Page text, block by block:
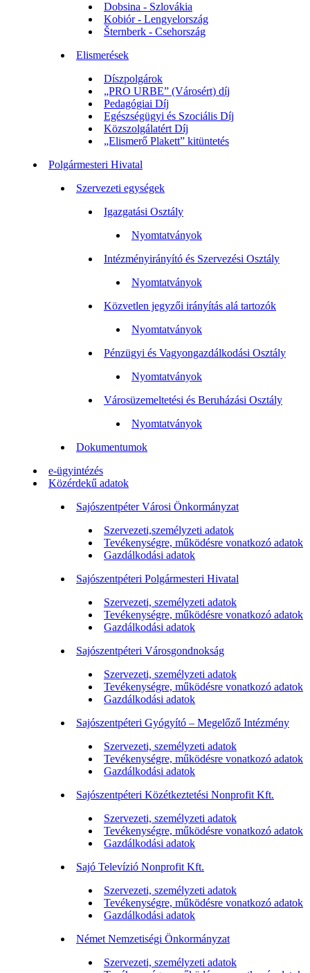
Dobsina - Szlovákia
Kobiór - Lengyelország
Šternberk - Csehország
Elismerések
Díszpolgárok
„PRO URBE” (Városért) díj
Pedagógiai Díj
Egészségügyi és Szociális Díj
Közszolgálatért Díj
„Elismerő Plakett” kitüntetés
Polgármesteri Hivatal
Szervezeti egységek
Igazgatási Osztály
Nyomtatványok
Intézményirányító és Szervezési Osztály
Nyomtatványok
Közvetlen jegyzői irányítás alá tartozók
Nyomtatványok
Pénzügyi és Vagyongazdálkodási Osztály
Nyomtatványok
Városüzemeltetési és Beruházási Osztály
Nyomtatványok
Dokumentumok
e-ügyintézés
Közérdekű adatok
Sajószentpéter Városi Önkormányzat
Szervezeti,személyzeti adatok
Tevékenységre, működésre vonatkozó adatok
Gazdálkodási adatok
Sajószentpéteri Polgármesteri Hivatal
Szervezeti, személyzeti adatok
Tevékenységre, működésre vonatkozó adatok
Gazdálkodási adatok
Sajószentpéteri Városgondnokság
Szervezeti, személyzeti adatok
Tevékenységre, működésre vonatkozó adatok
Gazdálkodási adatok
Sajószentpéteri Gyógyító – Megelőző Intézmény
Szervezeti, személyzeti adatok
Tevékenységre, működésre vonatkozó adatok
Gazdálkodási adatok
Sajószentpéteri Közétkeztetési Nonprofit Kft.
Szervezeti, személyzeti adatok
Tevékenységre, működésre vonatkozó adatok
Gazdálkodási adatok
Sajó Televízió Nonprofit Kft.
Szervezeti, személyzeti adatok
Tevékenységre, működésre vonatkozó adatok
Gazdálkodási adatok
Német Nemzetiségi Önkormányzat
Szervezeti, személyzeti adatok